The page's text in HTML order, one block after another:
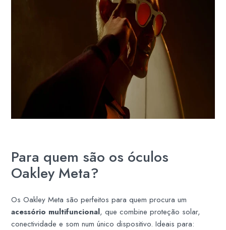
Para quem são os óculos
Oakley Meta?
Os Oakley Meta são perfeitos para quem procura um
acessório multifuncional, que combine proteção solar,
conectividade e som num único dispositivo. Ideais para: